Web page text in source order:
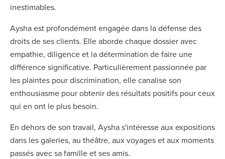
inestimables.
Aysha est profondément engagée dans la défense des
droits de ses clients. Elle aborde chaque dossier avec
empathie, diligence et la détermination de faire une
différence significative. Particulièrement passionnée par
les plaintes pour discrimination, elle canalise son
enthousiasme pour obtenir des résultats positifs pour ceux
qui en ont le plus besoin.
En dehors de son travail, Aysha s'intéresse aux expositions
dans les galeries, au théâtre, aux voyages et aux moments
passés avec sa famille et ses amis.